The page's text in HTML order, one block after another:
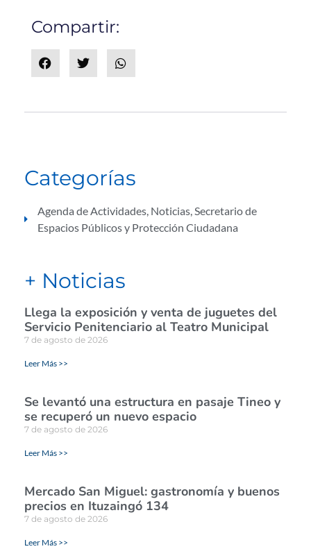
Compartir:
Categorías
Agenda de Actividades, Noticias,Secretario de
Espacios Públicos y Protección Ciudadana
+ Noticias
Llega la exposición y venta de juguetes del
Servicio Penitenciario al Teatro Municipal
7 de agosto de 2026
Leer Más >>
Se levantó una estructura en pasaje Tineo y
se recuperó un nuevo espacio
7 de agosto de 2026
Leer Más >>
Mercado San Miguel: gastronomía y buenos
precios en Ituzaingó 134
7 de agosto de 2026
Leer Más >>